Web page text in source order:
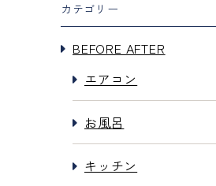
カテゴリー
BEFORE AFTER
エアコン
お風呂
キッチン